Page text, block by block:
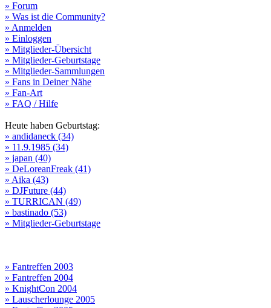
» Forum
» Was ist die Community?
» Anmelden
» Einloggen
» Mitglieder-Übersicht
» Mitglieder-Geburtstage
» Mitglieder-Sammlungen
» Fans in Deiner Nähe
» Fan-Art
» FAQ / Hilfe
Heute haben Geburtstag:
» andidaneck (34)
» 11.9.1985 (34)
» japan (40)
» DeLoreanFreak (41)
» Aika (43)
» DJFuture (44)
» TURRICAN (49)
» bastinado (53)
» Mitglieder-Geburtstage
» Fantreffen 2003
» Fantreffen 2004
» KnightCon 2004
» Lauscherlounge 2005